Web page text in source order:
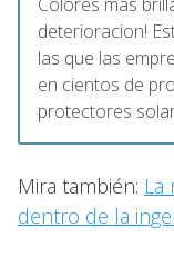
deterioracion!
las que las
en cientos de
protectores
Mira también: La
dentro de la